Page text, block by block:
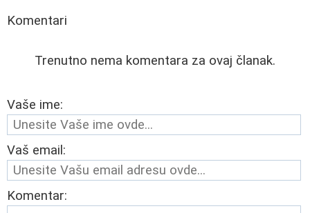
Komentari
Trenutno nema komentara za ovaj članak.
Vaše ime:
Vaš email:
Komentar: